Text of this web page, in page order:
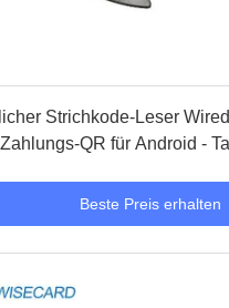
Strichkode-Leser
QR für Android -
Beste Preis erhalten